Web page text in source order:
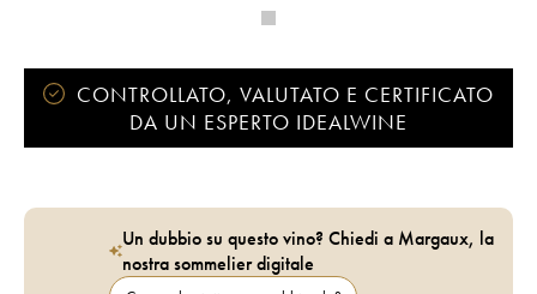
CONTROLLATO, VALUTATO E CERTIFICATO
DA UN ESPERTO IDEALWINE
Un dubbio su questo vino? Chiedi a Margaux, la
nostra sommelier digitale